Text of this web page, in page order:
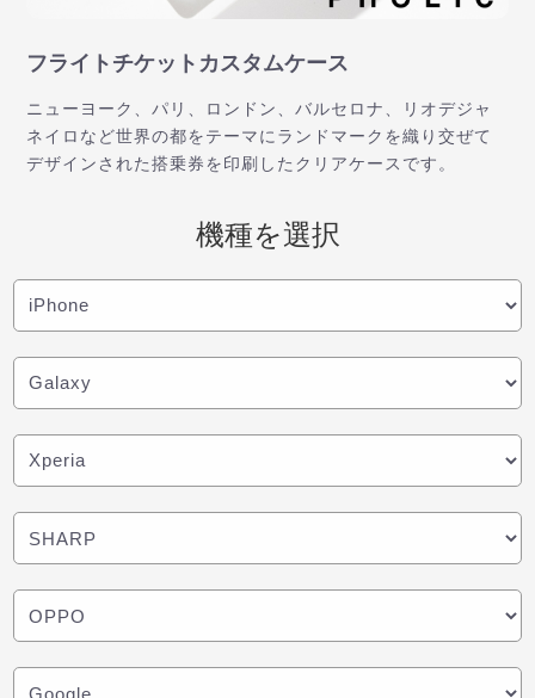
フライトチケットカスタムケース
ニューヨーク、パリ、ロンドン、バルセロナ、リオデジャ
ネイロなど世界の都をテーマにランドマークを織り交ぜて
デザインされた搭乗券を印刷したクリアケースです。
機種を選択